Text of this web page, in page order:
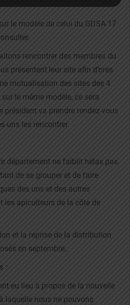
le modèle de celui du GDSA 17
rencontrer des membres du
présentent leur site afin d’ores
mutualisation des sites des 4
le même modèle, ce sera
président va prendre rendez-vous
uns les rencontrer.
département ne faiblit hélas pas.
de se grouper et de faire
des uns et des autres
les apiculteurs de la côte de
et la reprise de la distribution
en septembre.
:
eu lieu à propos de la nouvelle
laquelle nous ne pouvons